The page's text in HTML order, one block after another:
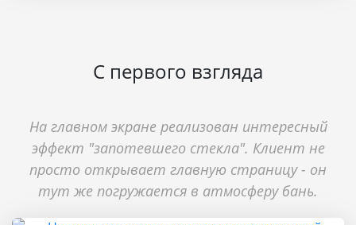
С первого взгляда
На главном экране реализован интересный
эффект "запотевшего стекла". Клиент не
просто открывает главную страницу - он
тут же погружается в атмосферу бань.